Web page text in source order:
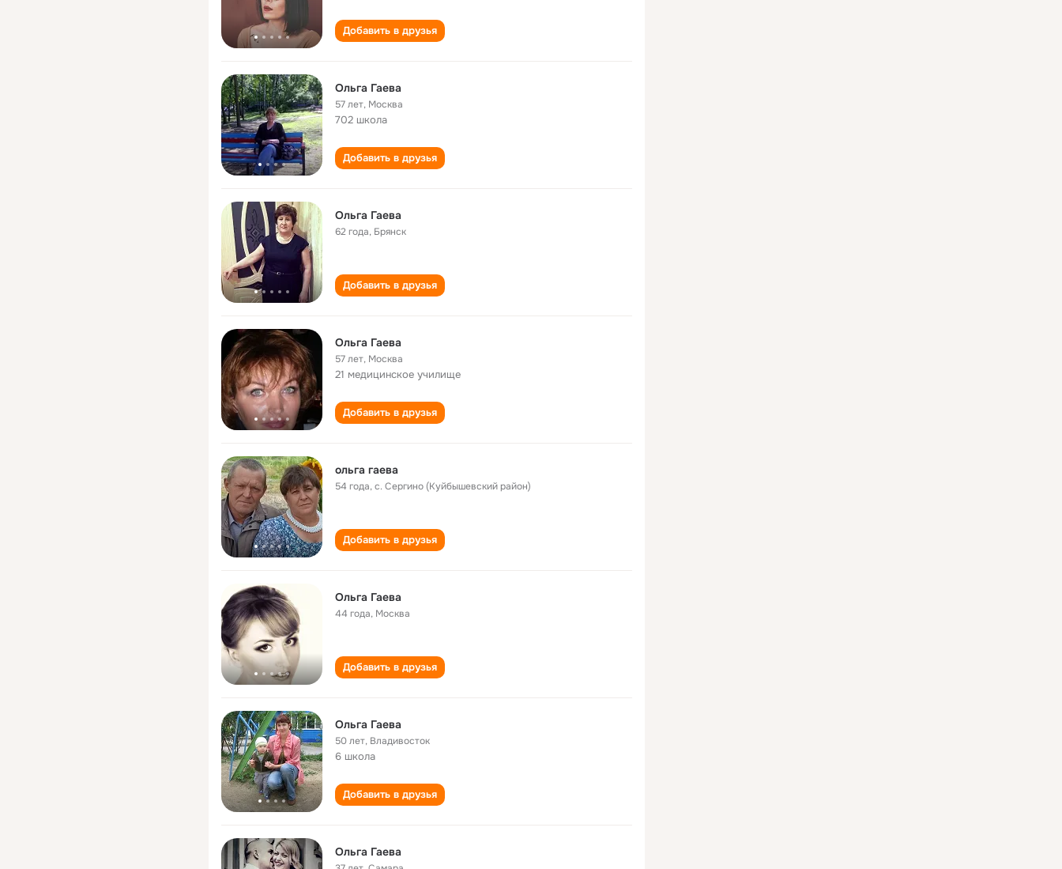
Добавить в друзья
Ольга Гаева
57 лет, Москва
702 школа
Добавить в друзья
Ольга Гаева
62 года, Брянск
Добавить в друзья
Ольга Гаева
57 лет, Москва
21 медицинское училище
Добавить в друзья
ольга гаева
54 года,с. Сергино (Куйбышевский район)
Добавить в друзья
Ольга Гаева
44 года, Москва
Добавить в друзья
Ольга Гаева
50 лет, Владивосток
6 школа
Добавить в друзья
Ольга Гаева